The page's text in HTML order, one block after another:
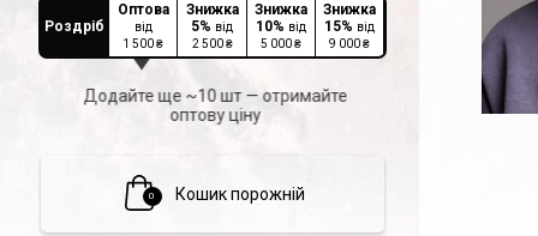
Роздріб
Оптова
від
1 500₴
Знижка
5% від
2 500₴
Знижка
10% від
5 000₴
Знижка
15% від
9 000₴
Додайте ще ~10 шт — отримайте
оптову ціну
0 Кошик порожній